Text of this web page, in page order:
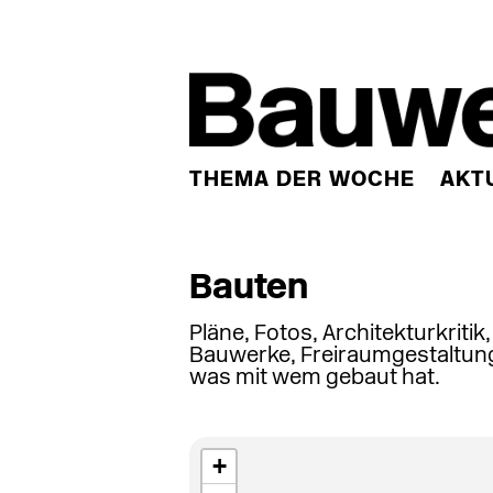
THEMA DER WOCHE
Bauten
Pläne, Fotos,
Bauwerke,
was mit wem gebaut hat.
+